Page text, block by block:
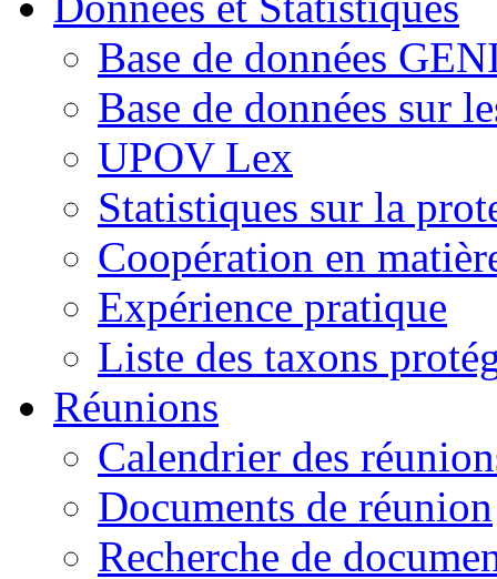
Base de données
Base de données sur
UPOV Lex
Statistiques sur la
Coopération en
Expérience pratique
Liste des taxons
Réunions
Calendrier des
Documents de réunion
Recherche de